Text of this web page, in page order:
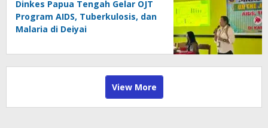
Dinkes Papua Tengah Gelar OJT
Program AIDS, Tuberkulosis, dan
Malaria di Deiyai
View More